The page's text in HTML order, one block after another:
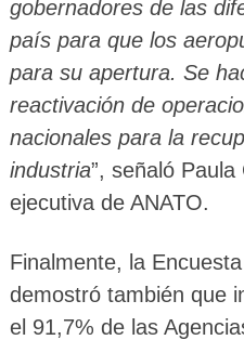
gobernadores de las
país para que los
para su apertura. Se
reactivación de
nacionales para la
industria”, señaló
ejecutiva de ANATO.
Finalmente, la
demostró también que
el 91,7% de las